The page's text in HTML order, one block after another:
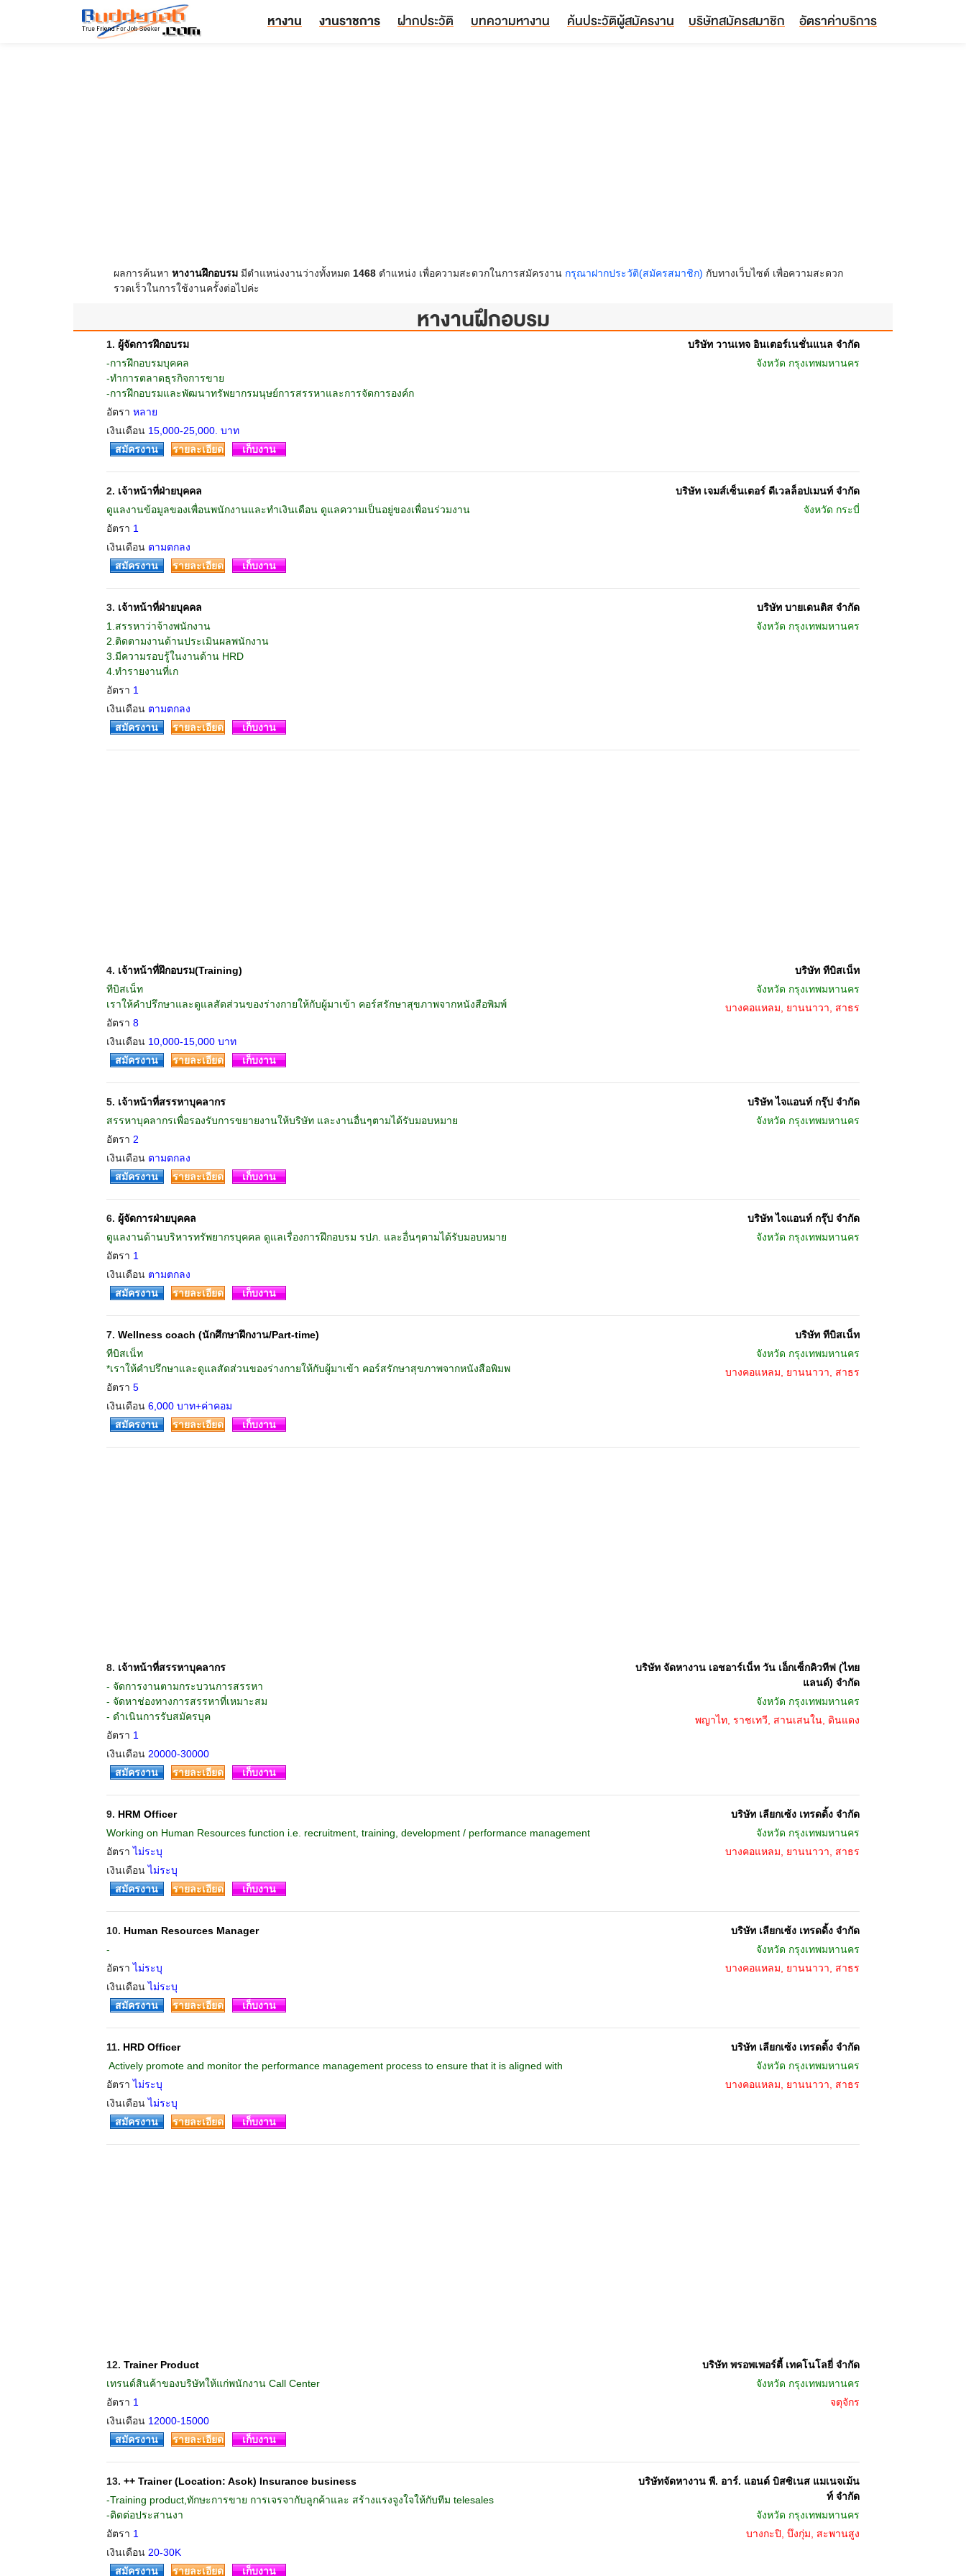
หางาน งานราชการ ฝากประวัติ บทความหางาน ค้นประวัติผู้สมัครงาน บริษัทสมัครสมาชิก อัตราค่าบริการ
ผลการค้นหา หางานฝึกอบรมมีตำแหน่งงานว่างทั้งหมด 1468ตำแหน่ง เพื่อความสะดวกในการสมัครงาน กรุณาฝากประวัติ(สมัครสมาชิก) กับทางเว็บไซต์ เพื่อความสะดวก
รวดเร็วในการใช้งานครั้งต่อไปค่ะ
หางานฝึกอบรม
1. ผู้จัดการฝึกอบรม
-การฝึกอบรมบุคคล
-ทำการตลาดธุรกิจการขาย
-การฝึกอบรมและพัฒนาทรัพยากรมนุษย์การสรรหาและการจัดการองค์ก
อัตรา หลาย
เงินเดือน 15,000-25,000. บาท
บริษัท วานเทจ อินเตอร์เนชั่นแนล จำกัด
จังหวัด กรุงเทพมหานคร
สมัครงาน รายละเอียด เก็บงาน
2. เจ้าหน้าที่ฝ่ายบุคคล
ดูแลงานข้อมูลของเพื่อนพนักงานและทำเงินเดือน ดูแลความเป็นอยู่ของเพื่อนร่วมงาน
อัตรา 1
เงินเดือน ตามตกลง
บริษัท เจมส์เซ็นเตอร์ ดีเวลล็อปเมนท์ จำกัด
จังหวัด กระบี่
สมัครงาน รายละเอียด เก็บงาน
3. เจ้าหน้าที่ฝ่ายบุคคล
1.สรรหาว่าจ้างพนักงาน
2.ติดตามงานด้านประเมินผลพนักงาน
3.มีความรอบรู้ในงานด้าน HRD
4.ทำรายงานที่เก
อัตรา 1
เงินเดือน ตามตกลง
บริษัท บายเดนติส จำกัด
จังหวัด กรุงเทพมหานคร
สมัครงาน รายละเอียด เก็บงาน
4. เจ้าหน้าที่ฝึกอบรม(Training)
ทีบิสเน็ท
เราให้คำปรึกษาและดูแลสัดส่วนของร่างกายให้กับผู้มาเข้า คอร์สรักษาสุขภาพจากหนังสือพิมพ์
อัตรา 8
เงินเดือน 10,000-15,000 บาท
บริษัท ทีบิสเน็ท
จังหวัด กรุงเทพมหานคร
บางคอแหลม, ยานนาวา, สาธร
สมัครงาน รายละเอียด เก็บงาน
5. เจ้าหน้าที่สรรหาบุคลากร
สรรหาบุคลากรเพื่อรองรับการขยายงานให้บริษัท และงานอื่นๆตามได้รับมอบหมาย
อัตรา 2
เงินเดือน ตามตกลง
บริษัท ไจแอนท์ กรุ๊ป จำกัด
จังหวัด กรุงเทพมหานคร
สมัครงาน รายละเอียด เก็บงาน
6. ผู้จัดการฝ่ายบุคคล
ดูแลงานด้านบริหารทรัพยากรบุคคล ดูแลเรื่องการฝึกอบรม รปภ. และอื่นๆตามได้รับมอบหมาย
อัตรา 1
เงินเดือน ตามตกลง
บริษัท ไจแอนท์ กรุ๊ป จำกัด
จังหวัด กรุงเทพมหานคร
สมัครงาน รายละเอียด เก็บงาน
7. Wellness coach (นักศึกษาฝึกงาน/Part-time)
ทีบิสเน็ท
*เราให้คำปรึกษาและดูแลสัดส่วนของร่างกายให้กับผู้มาเข้า คอร์สรักษาสุขภาพจากหนังสือพิมพ
อัตรา 5
เงินเดือน 6,000 บาท+ค่าคอม
บริษัท ทีบิสเน็ท
จังหวัด กรุงเทพมหานคร
บางคอแหลม, ยานนาวา, สาธร
สมัครงาน รายละเอียด เก็บงาน
8. เจ้าหน้าที่สรรหาบุคลากร
- จัดการงานตามกระบวนการสรรหา
- จัดหาช่องทางการสรรหาที่เหมาะสม
- ดำเนินการรับสมัครบุค
อัตรา 1
เงินเดือน 20000-30000
บริษัท จัดหางาน เอชอาร์เน็ท วัน เอ็กเซ็กคิวทีฟ (ไทย
แลนด์) จำกัด
จังหวัด กรุงเทพมหานคร
พญาไท, ราชเทวี, สานเสนใน, ดินแดง
สมัครงาน รายละเอียด เก็บงาน
9. HRM Officer
Working on Human Resources function i.e. recruitment, training, development / performance management
อัตราไม่ระบุ
เงินเดือนไม่ระบุ
บริษัท เลียกเซ้ง เทรดดิ้ง จำกัด
จังหวัด กรุงเทพมหานคร
บางคอแหลม, ยานนาวา, สาธร
สมัครงาน รายละเอียด เก็บงาน
10. Human Resources Manager
-
อัตราไม่ระบุ
เงินเดือนไม่ระบุ
บริษัท เลียกเซ้ง เทรดดิ้ง จำกัด
จังหวัด กรุงเทพมหานคร
บางคอแหลม, ยานนาวา, สาธร
สมัครงาน รายละเอียด เก็บงาน
11. HRD Officer
 Actively promote and monitor the performance management process to ensure that it is aligned with
อัตราไม่ระบุ
เงินเดือนไม่ระบุ
บริษัท เลียกเซ้ง เทรดดิ้ง จำกัด
จังหวัด กรุงเทพมหานคร
บางคอแหลม, ยานนาวา, สาธร
สมัครงาน รายละเอียด เก็บงาน
12. Trainer Product
เทรนด์สินค้าของบริษัทให้แก่พนักงาน Call Center
อัตรา 1
เงินเดือน 12000-15000
บริษัท พรอพเพอร์ตี้ เทคโนโลยี่ จำกัด
จังหวัด กรุงเทพมหานคร
จตุจักร
สมัครงาน รายละเอียด เก็บงาน
13. ++ Trainer (Location: Asok) Insurance business
-Training product,ทักษะการขาย การเจรจากับลูกค้าและ สร้างแรงจูงใจให้กับทีม telesales
-ติดต่อประสานงา
อัตรา 1
เงินเดือน 20-30K
บริษัทจัดหางาน พี. อาร์. แอนด์ บิสซิเนส แมเนจเม้น
ท์ จำกัด
จังหวัด กรุงเทพมหานคร
บางกะปิ, บึงกุ่ม, สะพานสูง
สมัครงาน รายละเอียด เก็บงาน